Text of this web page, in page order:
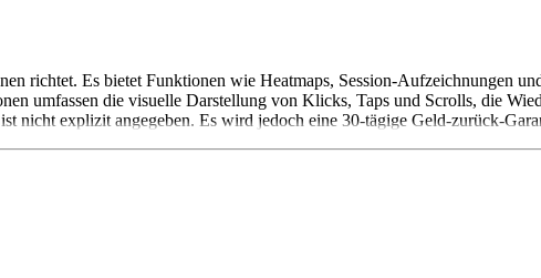
richtet. Es bietet Funktionen wie Heatmaps, Session-Aufzeichnungen
umfassen die visuelle Darstellung von Klicks, Taps und Scrolls, die
explizit angegeben. Es wird jedoch eine 30-tägige Geld-zurück-